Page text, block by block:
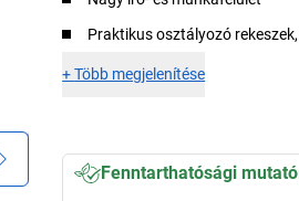
Praktikus osztályozó
+Több megjelenítése
Fenntarthatósági